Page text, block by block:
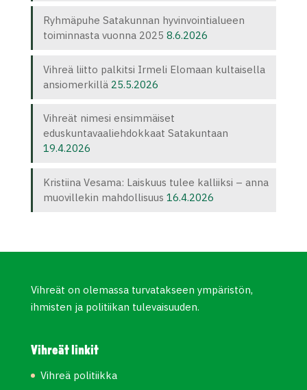
Ryhmäpuhe Satakunnan hyvinvointialueen
toiminnasta vuonna 2025 8.6.2026
Vihreä liitto palkitsi Irmeli Elomaan kultaisella
ansiomerkillä 25.5.2026
Vihreät nimesi ensimmäiset
eduskuntavaaliehdokkaat Satakuntaan
19.4.2026
Kristiina Vesama: Laiskuus tulee kalliiksi – anna
muovillekin mahdollisuus 16.4.2026
Vihreät on olemassa turvatakseen ympäristön,
ihmisten ja politiikan tulevaisuuden.
Vihreät linkit
Vihreä politiikka